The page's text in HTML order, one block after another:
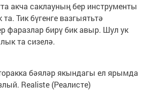
акча саклауның бер инструменты
Тик бүгенге вазгыятьтә
фаразлар бирү бик авыр. Шул ук
та сизелә.
бәяләр якындагы ел ярымда
Realiste (Реалисте)